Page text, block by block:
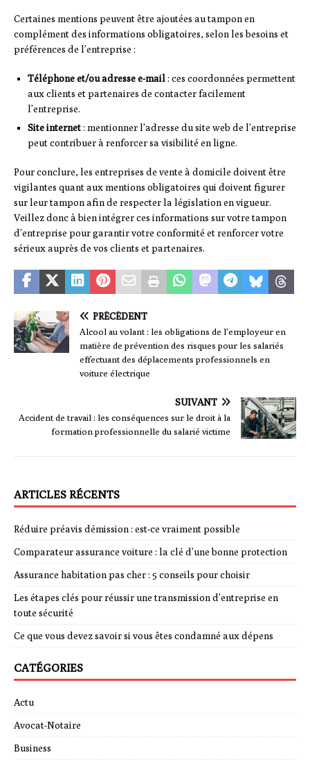
Certaines mentions peuvent être ajoutées au tampon en
complément des informations obligatoires, selon les besoins et
préférences de l’entreprise :
Téléphone et/ou adresse e-mail: ces coordonnées permettent
aux clients et partenaires de contacter facilement
l’entreprise.
Site internet: mentionner l’adresse du site web de l’entreprise
peut contribuer à renforcer sa visibilité en ligne.
Pour conclure, les entreprises de vente à domicile doivent être
vigilantes quant aux mentions obligatoires qui doivent figurer
sur leur tampon afin de respecter la législation en vigueur.
Veillez donc à bien intégrer ces informations sur votre tampon
d’entreprise pour garantir votre conformité et renforcer votre
sérieux auprès de vos clients et partenaires.
PRÉCÉDENT
Alcool au volant : les obligations de l’employeur en
matière de prévention des risques pour les salariés
effectuant des déplacements professionnels en
voiture électrique
SUIVANT
Accident de travail : les conséquences sur le droit à la
formation professionnelle du salarié victime
ARTICLES RÉCENTS
Réduire préavis démission : est-ce vraiment possible
Comparateur assurance voiture : la clé d’une bonne protection
Assurance habitation pas cher : 5 conseils pour choisir
Les étapes clés pour réussir une transmission d’entreprise en
toute sécurité
Ce que vous devez savoir si vous êtes condamné aux dépens
CATÉGORIES
Actu
Avocat-Notaire
Business